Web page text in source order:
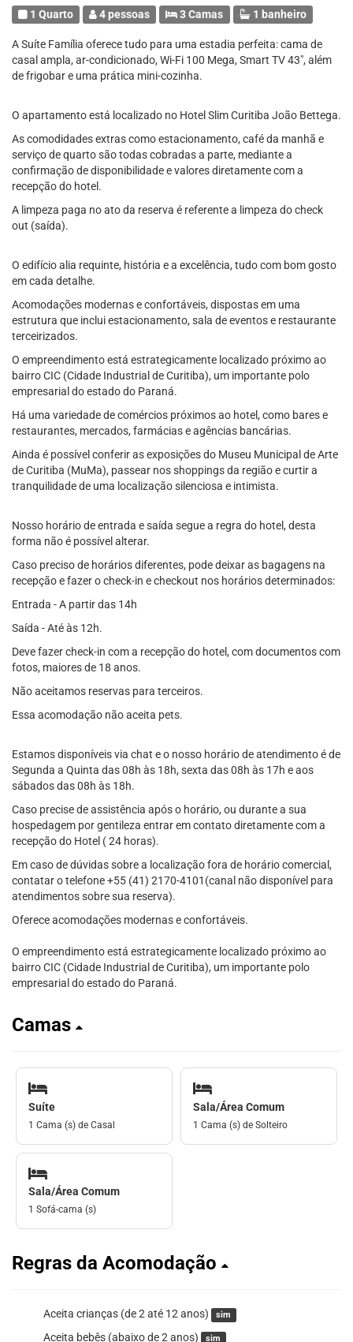
1 Quarto 4 pessoas 3 Camas 1 banheiro
A Suíte Família oferece tudo para uma estadia perfeita: cama de
casal ampla, ar-condicionado, Wi-Fi 100 Mega, Smart TV 43", além
de frigobar e uma prática mini-cozinha.
O apartamento está localizado no Hotel Slim Curitiba João Bettega.
As comodidades extras como estacionamento, café da manhã e
serviço de quarto são todas cobradas a parte, mediante a
confirmação de disponibilidade e valores diretamente com a
recepção do hotel.
A limpeza paga no ato da reserva é referente a limpeza do check
out (saída).
O edifício alia requinte, história e a excelência, tudo com bom gosto
em cada detalhe.
Acomodações modernas e confortáveis, dispostas em uma
estrutura que inclui estacionamento, sala de eventos e restaurante
terceirizados.
O empreendimento está estrategicamente localizado próximo ao
bairro CIC (Cidade Industrial de Curitiba), um importante polo
empresarial do estado do Paraná.
Há uma variedade de comércios próximos ao hotel, como bares e
restaurantes, mercados, farmácias e agências bancárias.
Ainda é possível conferir as exposições do Museu Municipal de Arte
de Curitiba (MuMa), passear nos shoppings da região e curtir a
tranquilidade de uma localização silenciosa e intimista.
Nosso horário de entrada e saída segue a regra do hotel, desta
forma não é possível alterar.
Caso preciso de horários diferentes, pode deixar as bagagens na
recepção e fazer o check-in e checkout nos horários determinados:
Entrada - A partir das 14h
Saída - Até às 12h.
Deve fazer check-in com a recepção do hotel, com documentos com
fotos, maiores de 18 anos.
Não aceitamos reservas para terceiros.
Essa acomodação não aceita pets.
Estamos disponíveis via chat e o nosso horário de atendimento é de
Segunda a Quinta das 08h às 18h, sexta das 08h às 17h e aos
sábados das 08h às 18h.
Caso precise de assistência após o horário, ou durante a sua
hospedagem por gentileza entrar em contato diretamente com a
recepção do Hotel ( 24 horas).
Em caso de dúvidas sobre a localização fora de horário comercial,
contatar o telefone +55 (41) 2170-4101(canal não disponível para
atendimentos sobre sua reserva).
Oferece acomodações modernas e confortáveis.
O empreendimento está estrategicamente localizado próximo ao
bairro CIC (Cidade Industrial de Curitiba), um importante polo
empresarial do estado do Paraná.
Camas
Suíte
1 Cama (s) de Casal
Sala/Área Comum
1 Cama (s) de Solteiro
Sala/Área Comum
1 Sofá-cama (s)
Regras da Acomodação
Aceita crianças (de 2 até 12 anos) sim
Aceita bebês (abaixo de 2 anos) sim